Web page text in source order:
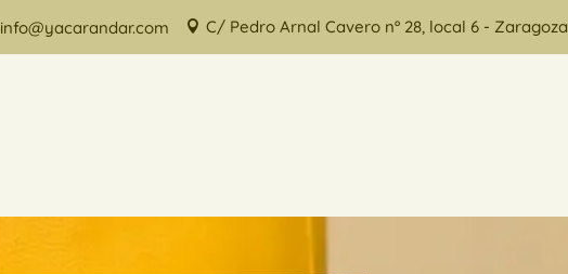
info@yacarandar.com  C/ Pedro Arnal Cavero nº 28, local 6 - Zaragoza